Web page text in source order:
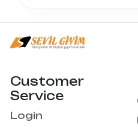
Customer
Service
Login